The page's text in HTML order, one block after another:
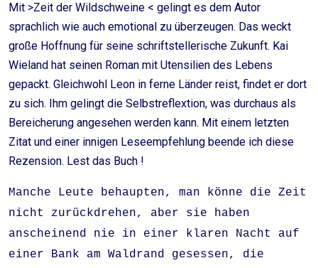
Mit >Zeit der Wildschweine < gelingt es dem Autor
sprachlich wie auch emotional zu überzeugen. Das weckt
große Hoffnung für seine schriftstellerische Zukunft. Kai
Wieland hat seinen Roman mit Utensilien des Lebens
gepackt. Gleichwohl Leon in ferne Länder reist, findet er dort
zu sich. Ihm gelingt die Selbstreflextion, was durchaus als
Bereicherung angesehen werden kann. Mit einem letzten
Zitat und einer innigen Leseempfehlung beende ich diese
Rezension. Lest das Buch !
Manche Leute behaupten, man könne die Zeit
nicht zurückdrehen, aber sie haben
anscheinend nie in einer klaren Nacht auf
einer Bank am Waldrand gesessen, die